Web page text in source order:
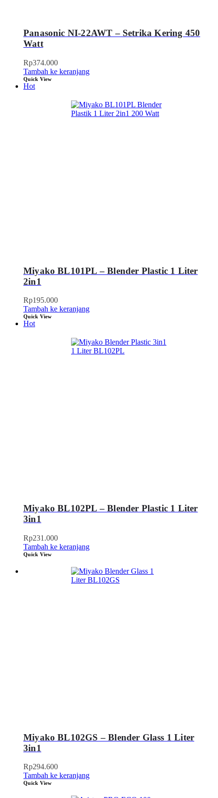
Panasonic NI-22AWT – Setrika Kering 450
Watt
Rp374.000
Tambah ke keranjang
Quick View
Hot
Miyako BL101PL – Blender Plastic 1 Liter
2in1
Rp195.000
Tambah ke keranjang
Quick View
Hot
Miyako BL102PL – Blender Plastic 1 Liter
3in1
Rp231.000
Tambah ke keranjang
Quick View
Miyako BL102GS – Blender Glass 1 Liter
3in1
Rp294.600
Tambah ke keranjang
Quick View